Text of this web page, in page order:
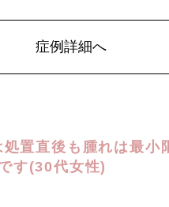
、脂肪塞栓、皮膚のよれ、繊維の
と+162,800円(税込)
症例詳細へ
置直後も腫れは最小
す(30代女性)